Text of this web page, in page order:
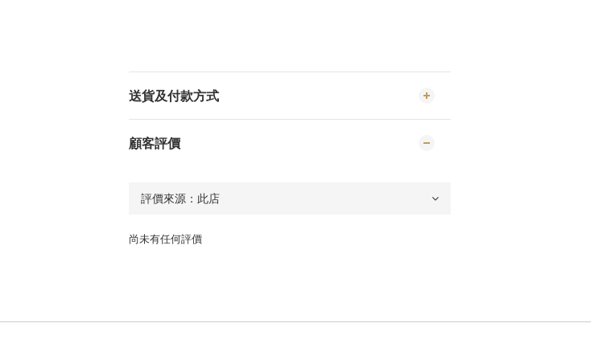
送貨及付款方式
顧客評價
尚未有任何評價